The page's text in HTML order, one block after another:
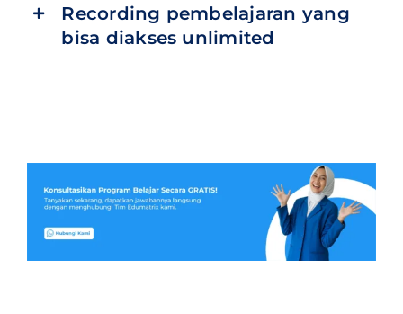
Recording pembelajaran yang
bisa diakses unlimited